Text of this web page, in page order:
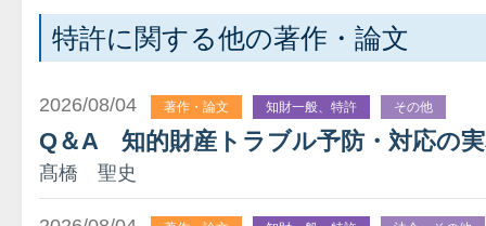
特許に関する他の著作・論文
2026/08/04 著作・論文 知財一般、特許 その他
Q＆A 知的財産トラブル予防・対応の
髙橋 聖史